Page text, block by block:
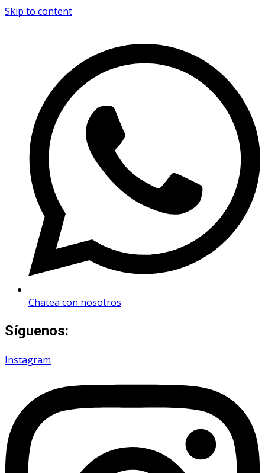
Skip to content
Chatea con nosotros
Síguenos:
Instagram